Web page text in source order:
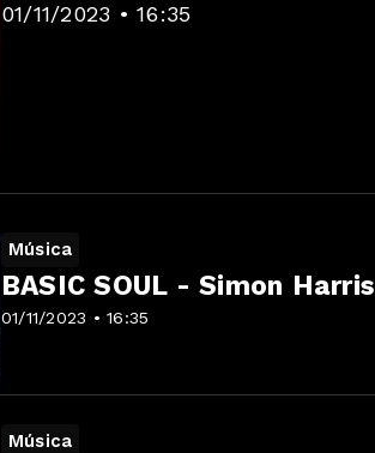
01/11/2023 • 16:35
Música
01/11/2023 • 16:35
BASIC SOUL - Simon
Música